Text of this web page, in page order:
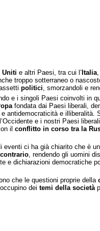
Uniti e altri Paesi, tra cui l’ Italia,
troppo sotterraneo o
politici, smorzandoli e
e i singoli Paesi coinvolti in
fondata dai Paesi liberali,
antidemocraticità e illiberalità.
e i nostri Paesi
il conflitto in corso tra la
eventi ci ha già chiarito che è un
, rendendo gli uomini
e dichiarazioni democratiche
che le questioni proprie della
dei temi della società